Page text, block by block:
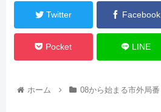
Twitter Facebook
Pocket LINE
ホーム 08から始まる市外局番